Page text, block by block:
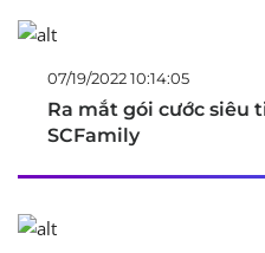
07/19/2022 10:14:05
Ra mắt gói cước siêu
SCFamily